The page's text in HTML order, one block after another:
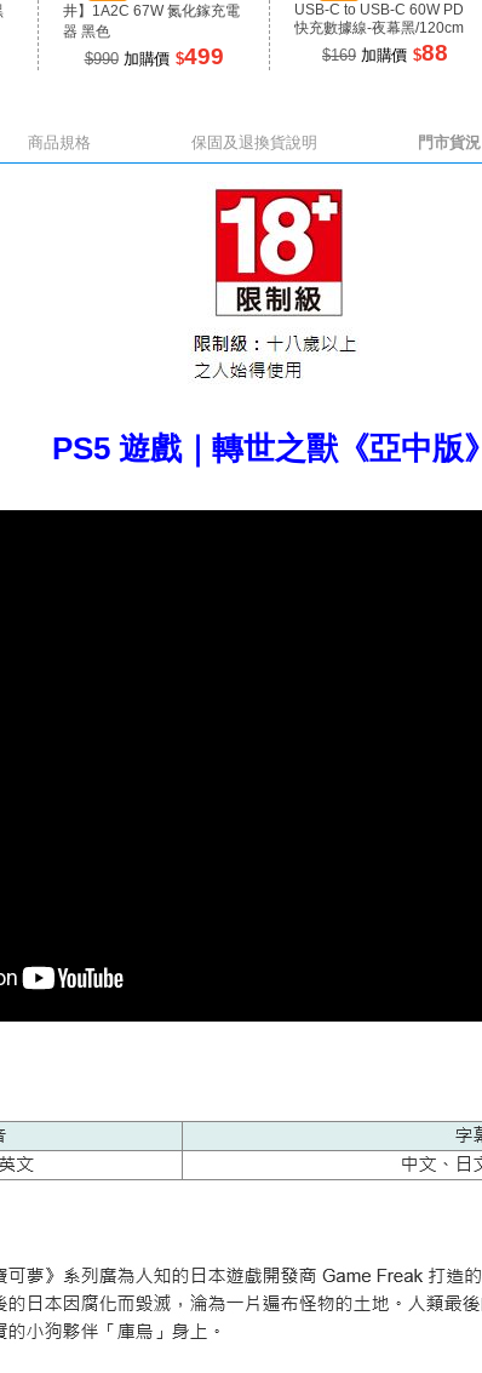
井】1A2C 67W 氮化鎵充電
器 黑色
$990加購價 $499
USB-C to USB-C 60W PD
快充數據線-夜幕黑/120cm
$169 加購價 $88
商品規格 保固及退換貨說明 門市貨況
PS5 遊戲｜轉世之獸《亞中版》